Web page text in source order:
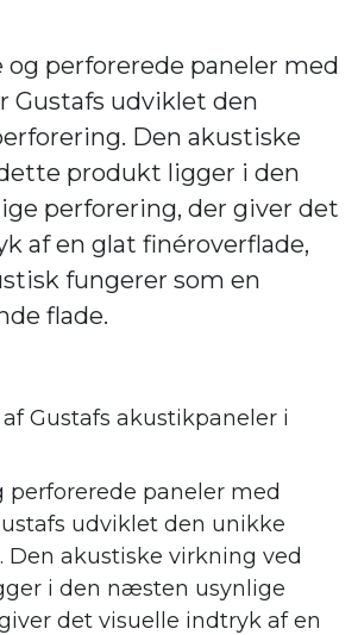
og perforerede paneler med
Gustafs udviklet den
Den akustiske
produkt ligger i den
perforering, der giver det
af en glat finéroverflade,
fungerer som en
flade.
afGustafs akustikpaneler i
perforerede paneler med
udviklet den unikke
Den akustiske virkning ved
i den næsten usynlige
det visuelle indtryk af en